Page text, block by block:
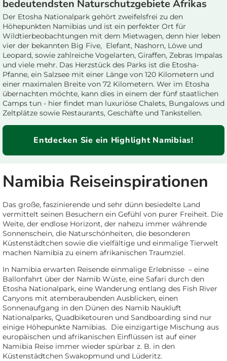
bedeutendsten Naturschutzgebiete Afrikas
Der Etosha Nationalpark gehört zweifelsfrei zu den
Höhepunkten Namibias und ist ein perfekter Ort für
Wildtierbeobachtungen mit dem Mietwagen, denn hier leben
vier der bekannten Big Five, Elefant, Nashorn, Löwe und
Leopard, sowie zahlreiche Vogelarten, Giraffen, Zebras Impalas
und viele mehr. Das Herzstück des Parks ist die Etosha-
Pfanne, ein Salzsee mit einer Länge von 120 Kilometern und
einer maximalen Breite von 72 Kilometern. Wer im Etosha
übernachten möchte, kann dies in einem der fünf staatlichen
Camps tun - hier findet man luxuriöse Chalets, Bungalows und
Zeltplätze sowie Restaurants, Geschäfte und Tankstellen.
Entdecken Sie ein Highlight Namibias!
Namibia Reiseinspirationen
Das große, faszinierende und sehr dünn besiedelte Land
vermittelt seinen Besuchern ein Gefühl von purer Freiheit. Die
Weite, der endlose Horizont, der nahezu immer währende
Sonnenschein, die Naturschönheiten, die besonderen
Küstenstädtchen sowie die vielfältige und einmalige Tierwelt
machen Namibia zu einem afrikanischen Traumziel.
In Namibia erwarten Reisende einmalige Erlebnisse – eine
Ballonfahrt über der Namib Wüste, eine Safari durch den
Etosha Nationalpark, eine Wanderung entlang des Fish River
Canyons mit atemberaubenden Ausblicken, einen
Sonnenaufgang in den Dünen des Namib Naukluft
Nationalparks, Quadbiketouren und Sandboarding sind nur
einige Höhepunkte Namibias. Die einzigartige Mischung aus
europäischen und afrikanischen Einflüssen ist auf einer
Namibia Reise immer wieder spürbar z. B. in den
Küstenstädtchen Swakopmund und Lüderitz.